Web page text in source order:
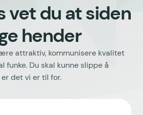
vet du at siden
hender
attraktiv, kommunisere kvalitet
funke. Du skal kunne slippe å
det vi er til for.